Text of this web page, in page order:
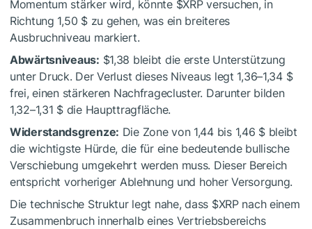
Momentum stärker wird, könnte $XRPversuchen, in
Richtung 1,50 $ zu gehen, was ein breiteres
Ausbruchniveau markiert.
Abwärtsniveaus: $1,38 bleibt die erste Unterstützung
unter Druck. Der Verlust dieses Niveaus legt 1,36–1,34 $
frei, einen stärkeren Nachfragecluster. Darunter bilden
1,32–1,31 $ die Haupttragfläche.
Widerstandsgrenze: Die Zone von 1,44 bis 1,46 $ bleibt
die wichtigste Hürde, die für eine bedeutende bullische
Verschiebung umgekehrt werden muss. Dieser Bereich
entspricht vorheriger Ablehnung und hoher Versorgung.
Die technische Struktur legt nahe, dass $XRPnach einem
Zusammenbruch innerhalb eines Vertriebsbereichs